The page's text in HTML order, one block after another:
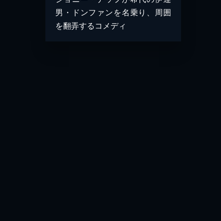
男・ドンファンを名乗り、周囲
を翻弄するコメディ